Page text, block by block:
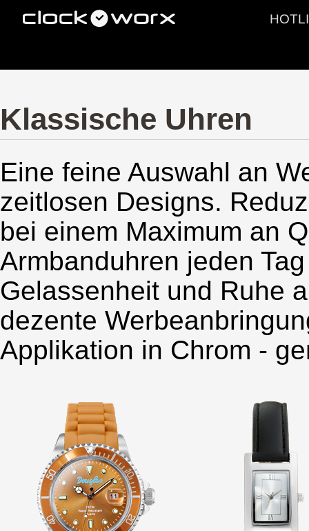
Klassische Uhren
Eine feine Auswahl an
zeitlosen Designs.
bei einem Maximum an
Armbanduhren jeden
Gelassenheit und Ruhe
dezente
Applikation in Chrom -